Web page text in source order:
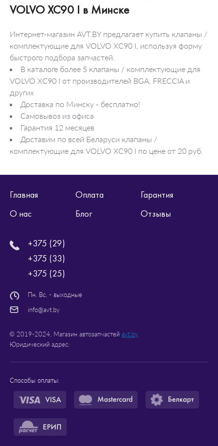
VOLVO XC90 I в Минске
Интернет-магазин AVT.BY предлагает купить клапаны /
комплектующие для VOLVO XC90 I, используя форму
быстрого подбора запчастей.
В каталоге более 5 клапаны / комплектующие для
VOLVO XC90 I от производителей BGA, FRECCIA и
других
Доставка по Минску - бесплатно!
Самовывоз из офиса
Гарантия 12 месяцев
Доставим по всей Беларуси клапаны /
комплектующие для VOLVO XC90 I по цене от 20 руб.
Главная Оплата
Гарантия
О нас
Блог Отзывы
+375 (29)
+375 (33)
+375 (25)
Пн. Вс. - выходные
info@avt.by
© 2019-2024. Магазин автозапчастей avt.by
Юридический адрес:
Способы оплаты: